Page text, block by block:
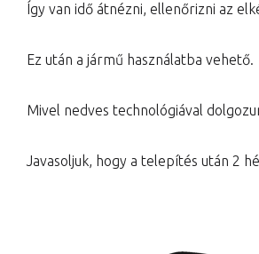
Így van idő átnézni, ellenőrizni az
Ez után a jármű használatba vehető.
Mivel nedves technológiával
Javasoljuk, hogy a telepítés után 2